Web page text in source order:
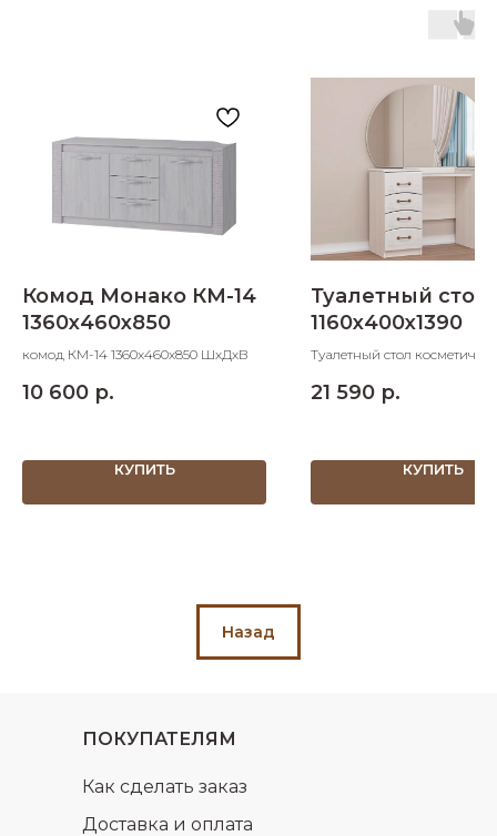
Комод Монако КМ-14
1360х460х850
комод КМ-14 1360х460х850 ШхДхВ
10 600 р.
КУПИТЬ
Туалетный стол
1160х400х1390
Туалетный стол
21 590 р.
КУПИТЬ
Назад
ПОКУПАТЕЛЯМ
Доставка и оплата
Как сделать заказ